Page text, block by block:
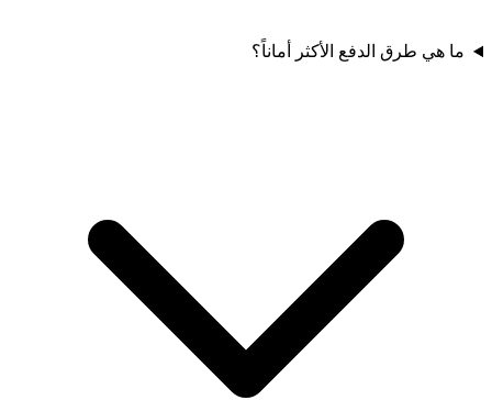
ما هي طرق الدفع الأكثر أماناً؟